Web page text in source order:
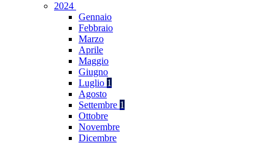
2024
Gennaio
Febbraio
Marzo
Aprile
Maggio
Giugno
Luglio 1
Agosto
Settembre 1
Ottobre
Novembre
Dicembre